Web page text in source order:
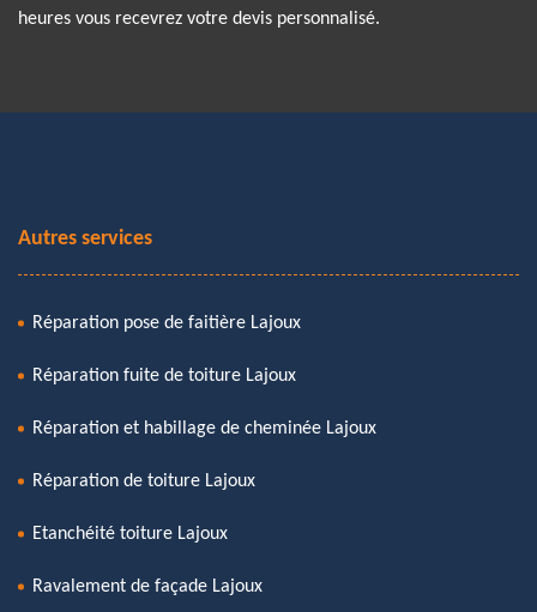
heures vous recevrez votre devis personnalisé.
Autres services
Réparation pose de faitière Lajoux
Réparation fuite de toiture Lajoux
Réparation et habillage de cheminée Lajoux
Réparation de toiture Lajoux
Etanchéité toiture Lajoux
Ravalement de façade Lajoux